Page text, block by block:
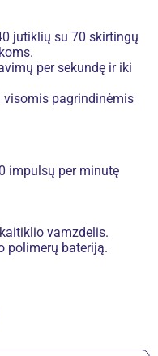
jutiklių su 70 skirtingų
per sekundę ir iki
visomis pagrindinėmis
impulsų per minutę
vamzdelis.
polimerų bateriją.